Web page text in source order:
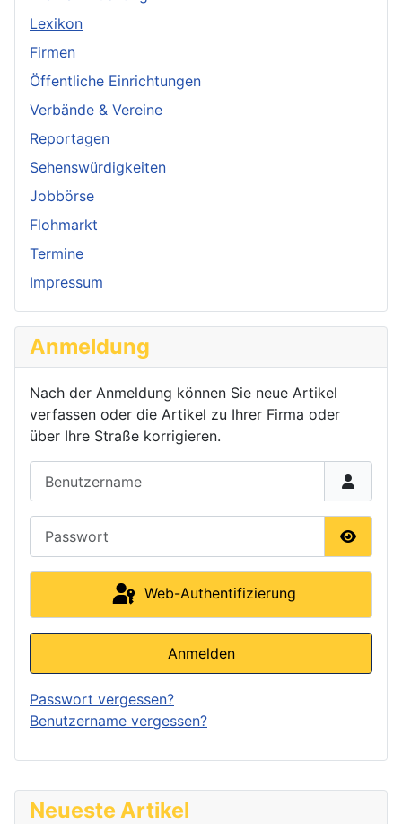
Neueste Artikel
Lexikon
Firmen
Öffentliche Einrichtungen
Verbände & Vereine
Reportagen
Sehenswürdigkeiten
Jobbörse
Flohmarkt
Termine
Impressum
Anmeldung
Nach der Anmeldung können Sie neue Artikel
verfassen oder die Artikel zu Ihrer Firma oder
über Ihre Straße korrigieren.
Web-Authentifizierung
Anmelden
Passwort vergessen?
Benutzername vergessen?